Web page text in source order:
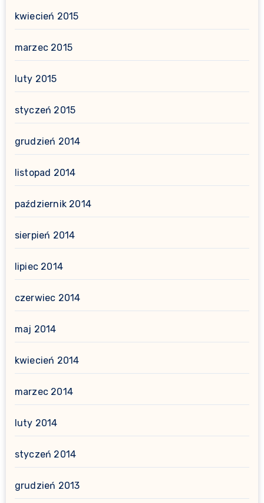
kwiecień 2015
marzec 2015
luty 2015
styczeń 2015
grudzień 2014
listopad 2014
październik 2014
sierpień 2014
lipiec 2014
czerwiec 2014
maj 2014
kwiecień 2014
marzec 2014
luty 2014
styczeń 2014
grudzień 2013